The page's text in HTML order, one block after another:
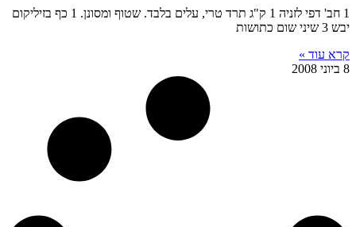
1 חב' דפי לזניה 1 ק"ג תרד טרי, עלים בלבד. שטוף ומסונן. 1 כף בזיליקום
יבש 3 שיני שום כתושות
קרא עוד »
8 ביוני 2008